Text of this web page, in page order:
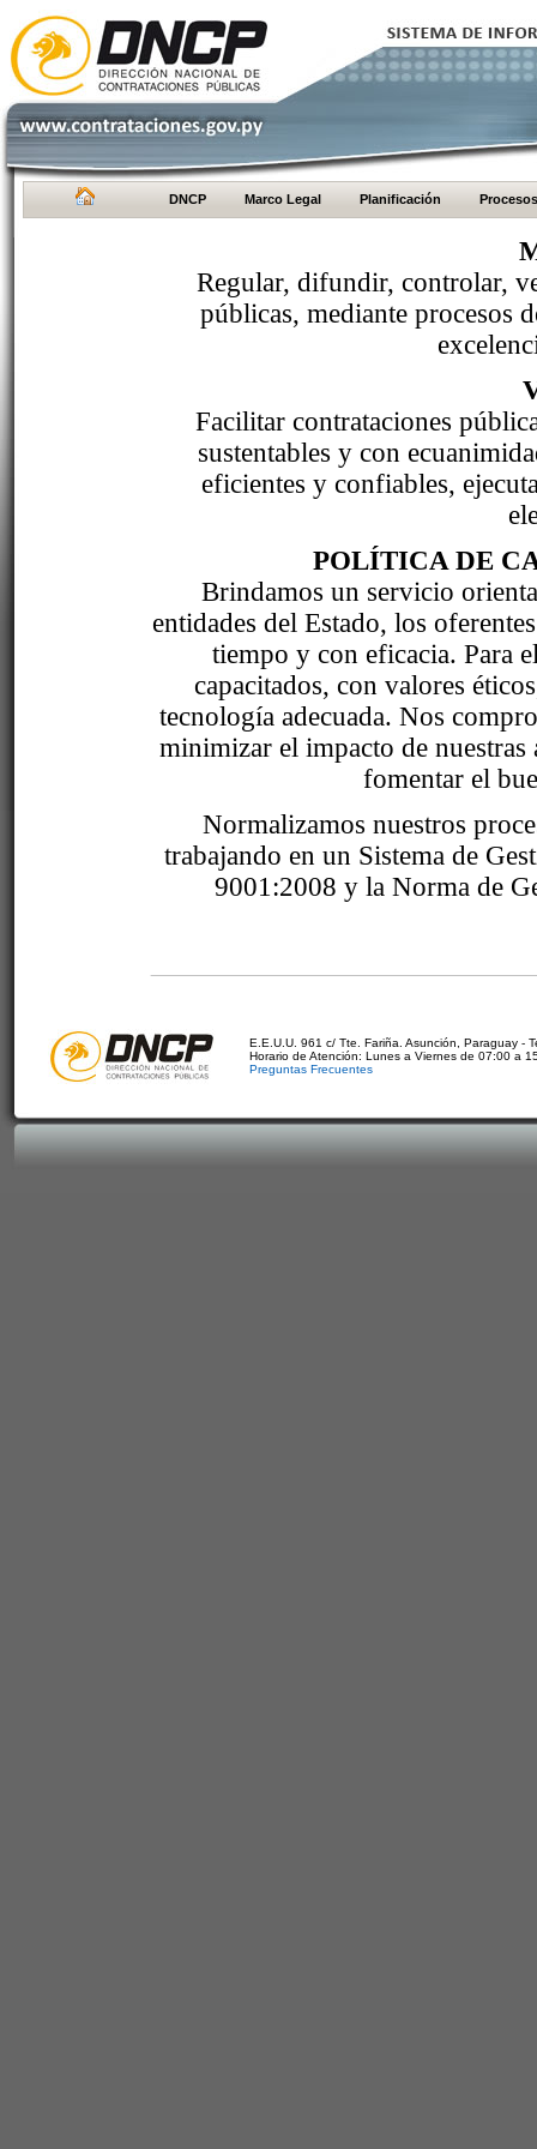
DNCP Marco Legal Planificación Procesos
Regular, difundir, controlar,
públicas, mediante procesos
Facilitar contrataciones
sustentables y con
eficientes y confiables,
POLÍTICA DE
Brindamos un servicio
entidades del Estado, los
tiempo y con eficacia. Para
capacitados, con valores
tecnología adecuada. Nos
minimizar el impacto de
fomentar el
Normalizamos nuestros
trabajando en un Sistema de
9001:2008 y la Norma de
E.E.U.U. 961 c/ Tte. Fariña. Asunción, Paraguay -
Horario de Atención: Lunes a Viernes de 07:00 a
Preguntas Frecuentes